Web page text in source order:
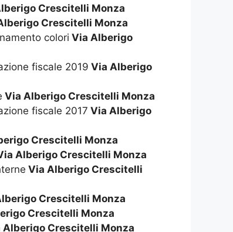
Crescitelli Monza
Crescitelli Monza
colori Via Alberigo
fiscale 2019 Via Alberigo
Via Alberigo Crescitelli Monza
fiscale 2017 Via Alberigo
Crescitelli Monza
Alberigo Crescitelli Monza
Via Alberigo Crescitelli
Crescitelli Monza
Crescitelli Monza
Alberigo Crescitelli Monza